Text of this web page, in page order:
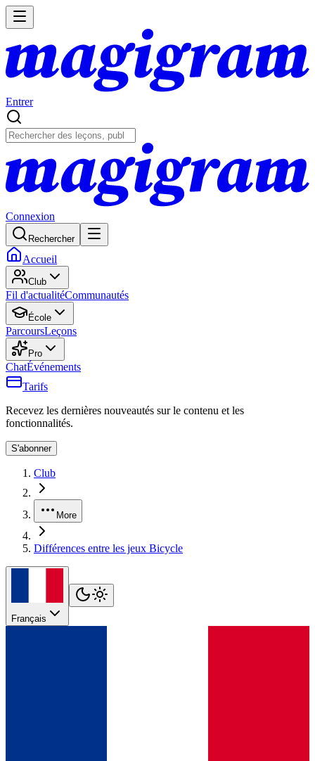
Entrer
Connexion
Rechercher
Accueil
Club
Fil d'actualitéCommunautés
École
ParcoursLeçons
Pro
ChatÉvénements
Tarifs
Recevez les dernières nouveautés sur le contenu et les
fonctionnalités.
S'abonner
Club
More
Différences entre les jeux Bicycle
Français